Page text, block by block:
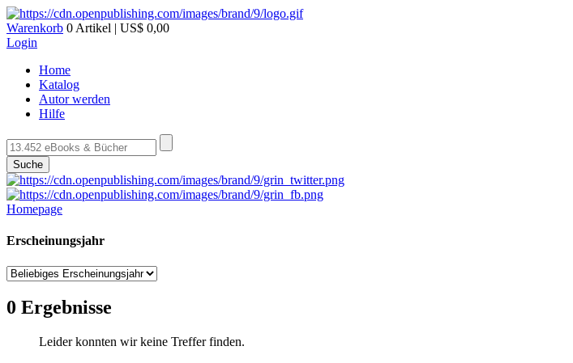
Warenkorb 0 Artikel | US$ 0,00
Login
Home
Katalog
Autor werden
Hilfe
Suche
Homepage
Erscheinungsjahr
0 Ergebnisse
Leider konnten wir keine Treffer finden.